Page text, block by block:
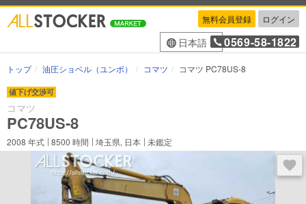
無料会員登録 ログイン
日本語 0569-58-1822
トップ 油圧ショベル（ユンボ） コマツ コマツ PC78US-8
値下げ交渉可
コマツ
PC78US-8
2008 年式 8500 時間 埼玉県, 日本 未鑑定
ロ